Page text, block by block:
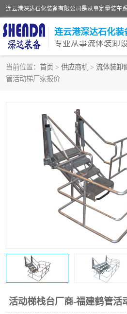
连云港深达石化装
当前位置： 首页 > 供应商机 > 流体装卸
管活动梯厂家报价
活动梯栈台厂商-福建鹤管活
鹤管
液氨装鹤管
流体装卸臂